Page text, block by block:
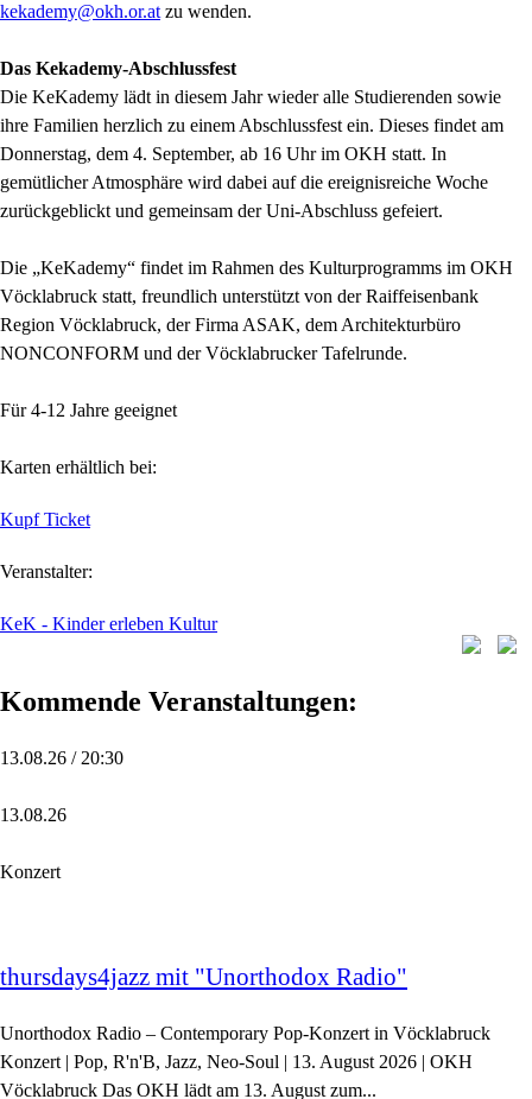
kekademy@okh.or.at zu wenden.
Das Kekademy-Abschlussfest
Die KeKademy lädt in diesem Jahr wieder alle Studierenden sowie
ihre Familien herzlich zu einem Abschlussfest ein. Dieses findet am
Donnerstag, dem 4. September, ab 16 Uhr im OKH statt. In
gemütlicher Atmosphäre wird dabei auf die ereignisreiche Woche
zurückgeblickt und gemeinsam der Uni-Abschluss gefeiert.
Die „KeKademy“ findet im Rahmen des Kulturprogramms im OKH
Vöcklabruck statt, freundlich unterstützt von der Raiffeisenbank
Region Vöcklabruck, der Firma ASAK, dem Architekturbüro
NONCONFORM und der Vöcklabrucker Tafelrunde.
Für 4-12 Jahre geeignet
Karten erhältlich bei:
Kupf Ticket
Veranstalter:
KeK - Kinder erleben Kultur
Kommende Veranstaltungen:
13.08.26 / 20:30
13.08.26
Konzert
thursdays4jazz mit "Unorthodox Radio"
Unorthodox Radio – Contemporary Pop-Konzert in Vöcklabruck
Konzert | Pop, R'n'B, Jazz, Neo-Soul | 13. August 2026 | OKH
Vöcklabruck Das OKH lädt am 13. August zum...